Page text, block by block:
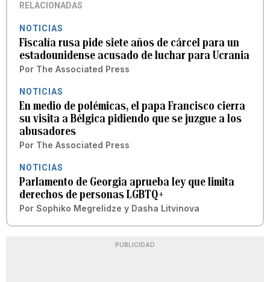
RELACIONADAS
NOTICIAS
Fiscalía rusa pide siete años de cárcel para un
estadounidense acusado de luchar para Ucrania
Por The Associated Press
NOTICIAS
En medio de polémicas, el papa Francisco cierra
su visita a Bélgica pidiendo que se juzgue a los
abusadores
Por The Associated Press
NOTICIAS
Parlamento de Georgia aprueba ley que limita
derechos de personas LGBTQ+
Por Sophiko Megrelidze y Dasha Litvinova
PUBLICIDAD